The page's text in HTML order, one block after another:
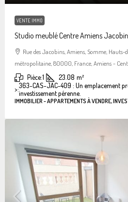
VENTE IMMO
Studio meublé Centre Amiens
Rue des Jacobins, Amiens, Somme, Hauts-
métropolitaine, 80000, France, Amiens -
Pièce:1 23.08 m²
>:363-CAS-JAC-409 : Un emplacement
investissement pérenne.
IMMOBILIER - APPARTEMENTS À VENDRE,